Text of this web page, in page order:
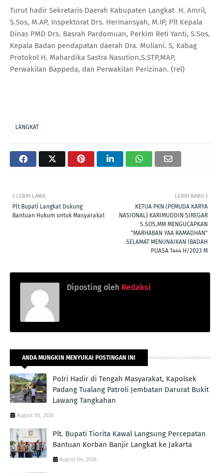
Turut hadir Sekretaris Daerah Kabupaten Langkat H. Amril,
S.Sos, M.AP, Inspektorat Drs. Hermansyah, M.IP, Plt Kepala
Dinas PMD Drs. Basrah Pardomuan, Perkim Reti Yanti, S.Sos,
Kepala Badan pendapatan daerah Dra. Muliani. S, Kabag
Protokol H. Mahardika Sastra Nasution,S.STP,MAP,
Perwakilan Bappeda, dan Perwakilan Perizinan. (rel)
LANGKAT
LEBIH BARU
KETUA PKN (PEMUDA KARYA
NASIONAL) KARIMUDDIN SIREGAR
S.SOS.MM MENGUCAPKAN
"MARHABAN YAA RAMADHAN"
SELAMAT MENUNAIKAN IBADAH
PUASA 1444 H/2023 M
LEBIH LAMA
Plt Bupati Langkat Dukung
Bantuan Hukum untuk Masyarakat
Diposting oleh Redaksi
ANDA MUNGKIN MENYUKAI POSTINGAN INI
Polri Hadir di Tengah Masyarakat, Kapolsek
Padang Tualang Patroli Jembatan Darurat Bukit
Lawang Tangkahan
August 05, 2026
Plt. Bupati Tiorita Kawal Langsung Percepatan
Bantuan Korban Banjir Langkat ke Jakarta
August 04, 2026